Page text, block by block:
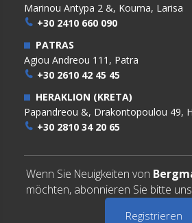
Marinou Antypa 2 &, Kouma, Larisa
+30 2410 660 090
PATRAS
Agiou Andreou 111, Patra
+30 2610 42 45 45
HERAKLION (KRETA)
Papandreou &, Drakontopoulou 49,
+30 2810 34 20 65
Wenn Sie Neuigkeiten von
möchten, abonnieren Sie bitte
Registrieren